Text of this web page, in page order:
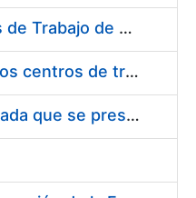
Suministro de Protectores Auditivos a medida para las personas trabajadoras de los Centros de Trabajo de Madrid y Burgos
Suministro de gafas graduadas antiproyecciones para los trabajadores de la FNMT-RCM en los centros de trabajo de Madrid y Burgos
Servicios de una empresa externa para el asesoramiento y resolución de los recursos de alzada que se presentan relacionados con procesos de selección para la FNMT-RCM